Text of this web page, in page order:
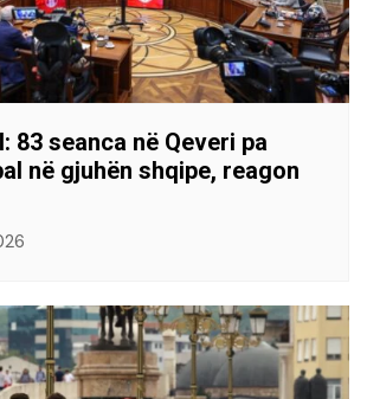
83 seanca në Qeveri pa
në gjuhën shqipe, reagon